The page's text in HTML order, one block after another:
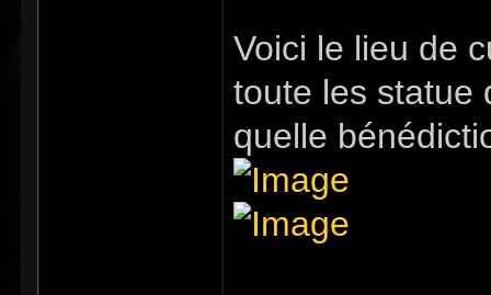
Voici le lieu de
toute les statue
quelle